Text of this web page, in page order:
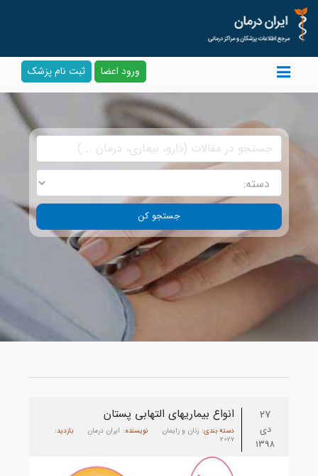
ورود اعضا ثبت نام پزشک
جستجو کن
27
دی
1398
انواع بیماریهای التهابی پستان
دسته بندی: زنان و زایمان نویسنده: ایران درمان
بازدید:
2027